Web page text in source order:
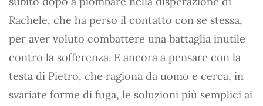
Rachele, che ha perso il contatto con se stessa,
per aver voluto combattere una battaglia inutile
contro la sofferenza. E ancora a pensare con la
testa di Pietro, che ragiona da uomo e cerca, in
svariate forme di fuga, le soluzioni più semplici ai